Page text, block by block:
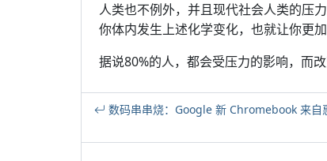
人类也不例外，并且现代社会人类的压
你体内发生上述化学变化，也就让你更加
据说80%的人，都会受压力的影响，而改
数码串串烧：Google 新 Chromebook 来自